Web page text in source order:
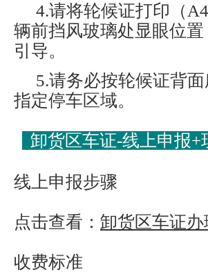
4.请将轮候证打印（
辆前挡风玻璃处显眼位
引导。
5.请务必按轮候证背
指定停车区域。
卸货区车证-线上申报+
线上申报步骤
点击查看： 卸货区车证办
收费标准